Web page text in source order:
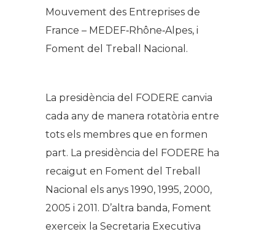
Mouvement des Entreprises de
France – MEDEF‐Rhône‐Alpes, i
Foment del Treball Nacional.
La presidència del FODERE canvia
cada any de manera rotatòria entre
tots els membres que en formen
part. La presidència del FODERE ha
recaigut en Foment del Treball
Nacional els anys 1990, 1995, 2000,
2005 i 2011. D’altra banda, Foment
exerceix la Secretaria Executiva